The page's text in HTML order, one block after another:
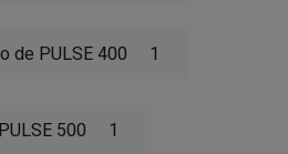
de PULSE 400 1
500 1